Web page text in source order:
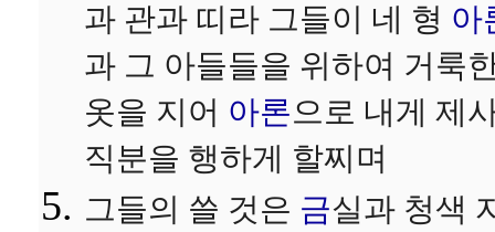
과 관과 띠라 그들이 네 형 아
과 그 아들들을 위하여 거룩
옷을 지어 아론으로 내게 제
직분을 행하게 할찌며
그들의 쓸 것은 금실과 청색